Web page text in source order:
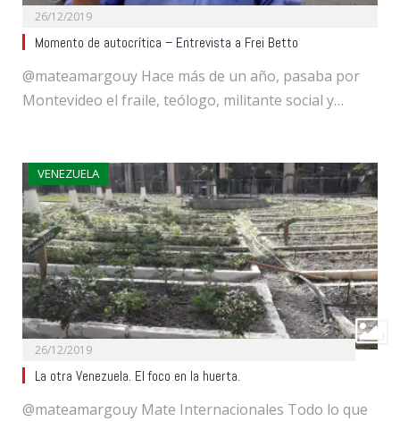
26/12/2019
Momento de autocrítica – Entrevista a Frei Betto
@mateamargouy Hace más de un año, pasaba por
Montevideo el fraile, teólogo, militante social y…
VENEZUELA
26/12/2019
La otra Venezuela. El foco en la huerta.
@mateamargouy Mate Internacionales Todo lo que